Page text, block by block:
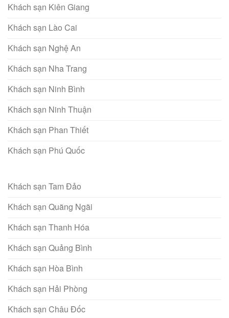
Khách sạn Kiên Giang
Khách sạn Lào Cai
Khách sạn Nghệ An
Khách sạn Nha Trang
Khách sạn Ninh Bình
Khách sạn Ninh Thuận
Khách sạn Phan Thiết
Khách sạn Phú Quốc
Khách sạn Tam Đảo
Khách sạn Quãng Ngãi
Khách sạn Thanh Hóa
Khách sạn Quảng Bình
Khách sạn Hòa Bình
Khách sạn Hải Phòng
Khách sạn Châu Đốc